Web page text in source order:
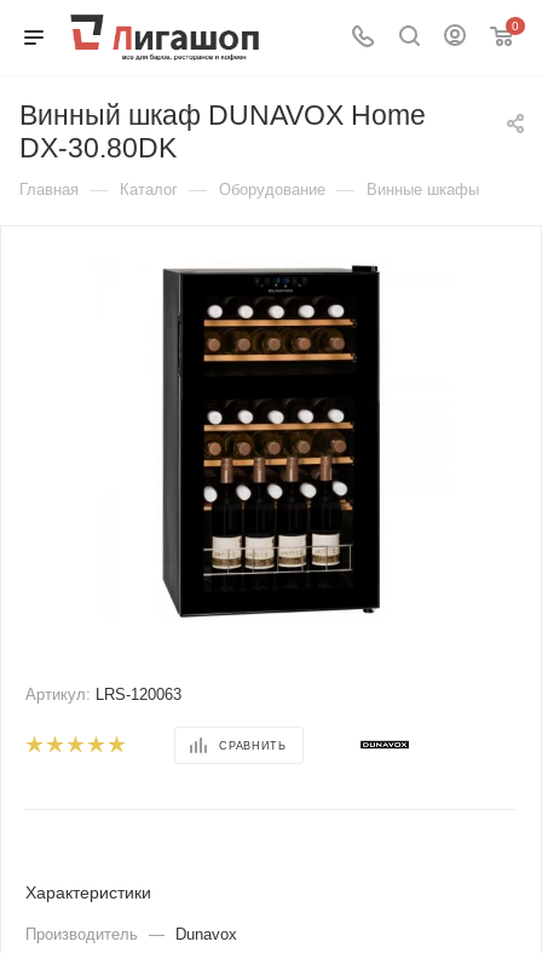
0
Винный шкаф DUNAVOX Home
DX-30.80DK
Главная — Каталог — Оборудование — Винные шкафы
Артикул: LRS-120063
СРАВНИТЬ
Характеристики
Производитель —
Dunavox